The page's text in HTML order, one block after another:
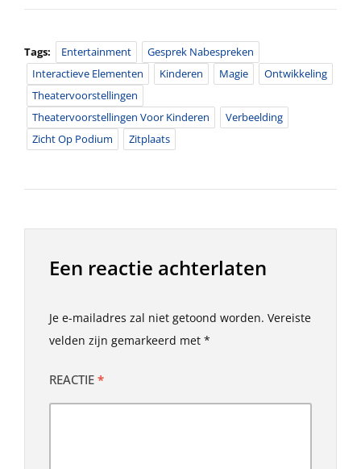
Tags: Entertainment
Gesprek Nabespreken
Interactieve Elementen
Kinderen Magie
Ontwikkeling
Theatervoorstellingen
Theatervoorstellingen Voor Kinderen
Verbeelding
Zicht Op Podium
Zitplaats
Een reactie achterlaten
Je e-mailadres zal niet getoond worden. Vereiste
velden zijn gemarkeerd met *
REACTIE *